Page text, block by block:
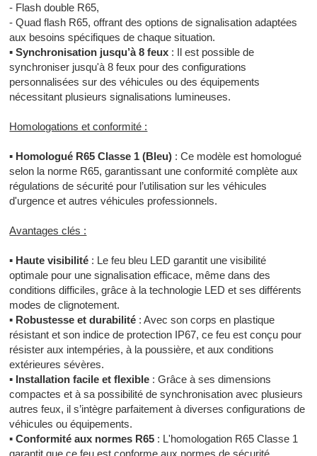
- Flash double R65,
- Quad flash R65, offrant des options de signalisation adaptées
aux besoins spécifiques de chaque situation.
▪ Synchronisation jusqu’à 8 feux : Il est possible de
synchroniser jusqu'à 8 feux pour des configurations
personnalisées sur des véhicules ou des équipements
nécessitant plusieurs signalisations lumineuses.
Homologations et conformité :
▪ Homologué R65 Classe 1 (Bleu) : Ce modèle est homologué
selon la norme R65, garantissant une conformité complète aux
régulations de sécurité pour l’utilisation sur les véhicules
d'urgence et autres véhicules professionnels.
Avantages clés :
▪ Haute visibilité : Le feu bleu LED garantit une visibilité
optimale pour une signalisation efficace, même dans des
conditions difficiles, grâce à la technologie LED et ses différents
modes de clignotement.
▪ Robustesse et durabilité : Avec son corps en plastique
résistant et son indice de protection IP67, ce feu est conçu pour
résister aux intempéries, à la poussière, et aux conditions
extérieures sévères.
▪ Installation facile et flexible : Grâce à ses dimensions
compactes et à sa possibilité de synchronisation avec plusieurs
autres feux, il s’intègre parfaitement à diverses configurations de
véhicules ou équipements.
▪ Conformité aux normes R65 : L'homologation R65 Classe 1
garantit que ce feu est conforme aux normes de sécurité